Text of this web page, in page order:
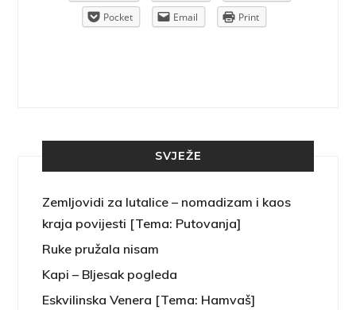
Pocket
Email Print
SVJEŽE
Zemljovidi za lutalice – nomadizam i kaos
kraja povijesti [Tema: Putovanja]
Ruke pružala nisam
Kapi – Bljesak pogleda
Eskvilinska Venera [Tema: Hamvaš]